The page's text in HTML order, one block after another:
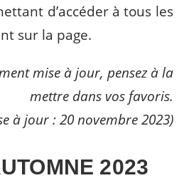
d’accéder à tous les
sur la page.
mise à jour, pensez à la
mettre dans vos favoris.
à jour : 20 novembre 2023)
2023